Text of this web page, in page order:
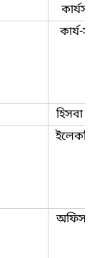
কার্য-
হিসবা
অফিস